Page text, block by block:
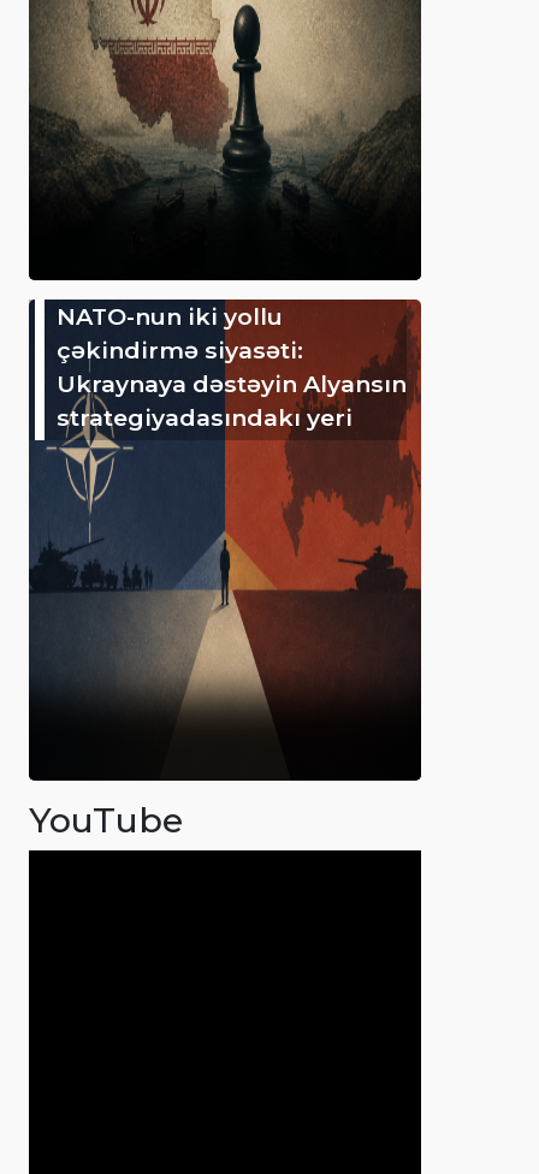
NATO-nun iki yollu
çəkindirmə siyasəti:
Ukraynaya dəstəyin Alyansın
strategiyadasındakı yeri
YouTube